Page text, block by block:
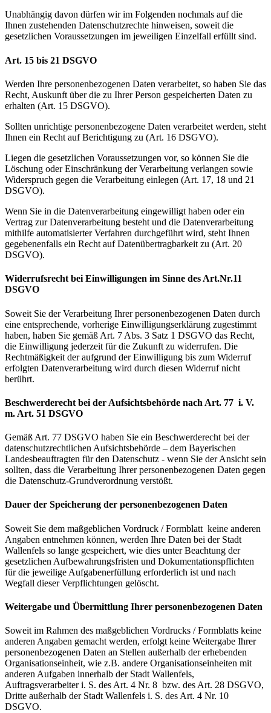
Unabhängig davon dürfen wir im Folgenden nochmals auf die
Ihnen zustehenden Datenschutzrechte hinweisen, soweit die
gesetzlichen Voraussetzungen im jeweiligen Einzelfall erfüllt sind.
Art. 15 bis 21 DSGVO
Werden Ihre personenbezogenen Daten verarbeitet, so haben Sie das
Recht, Auskunft über die zu Ihrer Person gespeicherten Daten zu
erhalten (Art. 15 DSGVO).
Sollten unrichtige personenbezogene Daten verarbeitet werden, steht
Ihnen ein Recht auf Berichtigung zu (Art. 16 DSGVO).
Liegen die gesetzlichen Voraussetzungen vor, so können Sie die
Löschung oder Einschränkung der Verarbeitung verlangen sowie
Widerspruch gegen die Verarbeitung einlegen (Art. 17, 18 und 21
DSGVO).
Wenn Sie in die Datenverarbeitung eingewilligt haben oder ein
Vertrag zur Datenverarbeitung besteht und die Datenverarbeitung
mithilfe automatisierter Verfahren durchgeführt wird, steht Ihnen
gegebenenfalls ein Recht auf Datenübertragbarkeit zu (Art. 20
DSGVO).
Widerrufsrecht bei Einwilligungen im Sinne des Art.Nr.11
DSGVO
Soweit Sie der Verarbeitung Ihrer personenbezogenen Daten durch
eine entsprechende, vorherige Einwilligungserklärung zugestimmt
haben, haben Sie gemäß Art. 7 Abs. 3 Satz 1 DSGVO das Recht,
die Einwilligung jederzeit für die Zukunft zu widerrufen. Die
Rechtmäßigkeit der aufgrund der Einwilligung bis zum Widerruf
erfolgten Datenverarbeitung wird durch diesen Widerruf nicht
berührt.
Beschwerderecht bei der Aufsichtsbehörde nach Art. 77 i. V.
m. Art. 51 DSGVO
Gemäß Art. 77 DSGVO haben Sie ein Beschwerderecht bei der
datenschutzrechtlichen Aufsichtsbehörde – dem Bayerischen
Landesbeauftragten für den Datenschutz - wenn Sie der Ansicht sein
sollten, dass die Verarbeitung Ihrer personenbezogenen Daten gegen
die Datenschutz-Grundverordnung verstößt.
Dauer der Speicherung der personenbezogenen Daten
Soweit Sie dem maßgeblichen Vordruck / Formblatt keine anderen
Angaben entnehmen können, werden Ihre Daten bei der Stadt
Wallenfels so lange gespeichert, wie dies unter Beachtung der
gesetzlichen Aufbewahrungsfristen und Dokumentationspflichten
für die jeweilige Aufgabenerfüllung erforderlich ist und nach
Wegfall dieser Verpflichtungen gelöscht.
Weitergabe und Übermittlung Ihrer personenbezogenen Daten
Soweit im Rahmen des maßgeblichen Vordrucks / Formblatts keine
anderen Angaben gemacht werden, erfolgt keine Weitergabe Ihrer
personenbezogenen Daten an Stellen außerhalb der erhebenden
Organisationseinheit, wie z.B. andere Organisationseinheiten mit
anderen Aufgaben innerhalb der Stadt Wallenfels,
Auftragsverarbeiter i. S. des Art. 4 Nr. 8 bzw. des Art. 28 DSGVO,
Dritte außerhalb der Stadt Wallenfels i. S. des Art. 4 Nr. 10
DSGVO.